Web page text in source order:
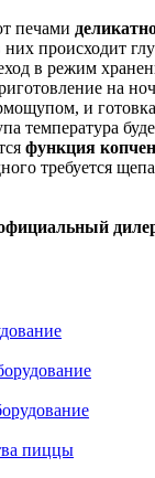
печами
них происходит
в режим
на
и готовка
температура
функция
требуется
пиццы